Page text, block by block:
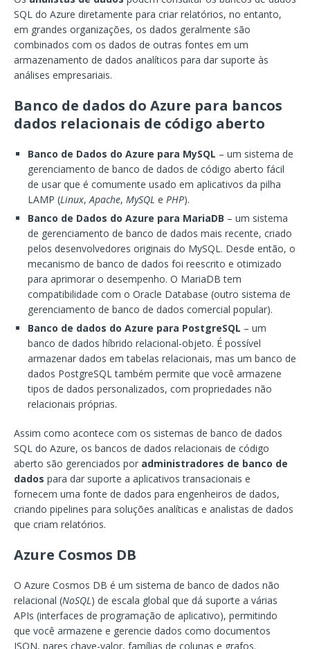
SQL do Azure diretamente para criar relatórios, no entanto,
em grandes organizações, os dados geralmente são
combinados com os dados de outras fontes em um
armazenamento de dados analíticos para dar suporte às
análises empresariais.
Banco de dados do Azure para bancos
dados relacionais de código aberto
Banco de Dados do Azure para MySQL – um sistema de
gerenciamento de banco de dados de código aberto fácil
de usar que é comumente usado em aplicativos da pilha
LAMP (Linux,Apache, MySQL e PHP).
Banco de Dados do Azure para MariaDB – um sistema
de gerenciamento de banco de dados mais recente, criado
pelos desenvolvedores originais do MySQL. Desde então, o
mecanismo de banco de dados foi reescrito e otimizado
para aprimorar o desempenho. O MariaDB tem
compatibilidade com o Oracle Database (outro sistema de
gerenciamento de banco de dados comercial popular).
Banco de dados do Azure para PostgreSQL – um
banco de dados híbrido relacional-objeto. É possível
armazenar dados em tabelas relacionais, mas um banco de
dados PostgreSQL também permite que você armazene
tipos de dados personalizados, com propriedades não
relacionais próprias.
Assim como acontece com os sistemas de banco de dados
SQL do Azure, os bancos de dados relacionais de código
aberto são gerenciados por administradores de banco de
dados para dar suporte a aplicativos transacionais e
fornecem uma fonte de dados para engenheiros de dados,
criando pipelines para soluções analíticas e analistas de dados
que criam relatórios.
Azure Cosmos DB
O Azure Cosmos DB é um sistema de banco de dados não
relacional (NoSQL) de escala global que dá suporte a várias
APIs (interfaces de programação de aplicativo), permitindo
que você armazene e gerencie dados como documentos
JSON, pares chave-valor, famílias de colunas e grafos.